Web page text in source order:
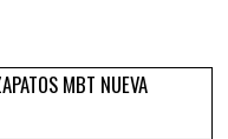
MBT NUEVA